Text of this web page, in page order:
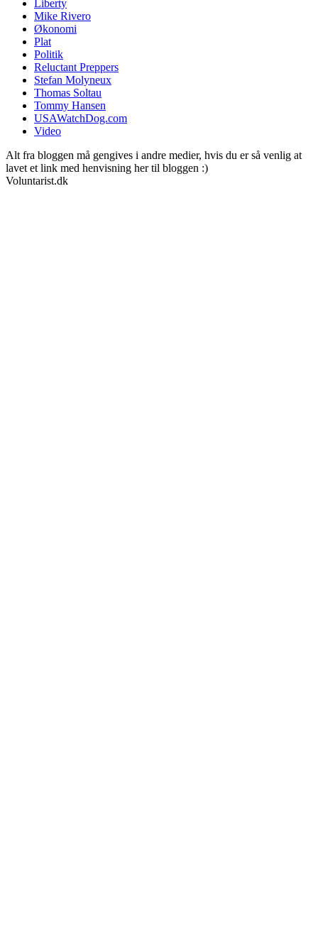
Liberty
Mike Rivero
Økonomi
Plat
Politik
Reluctant Preppers
Stefan Molyneux
Thomas Soltau
Tommy Hansen
USAWatchDog.com
Video
Alt fra bloggen må gengives i andre medier, hvis du er så venlig at
lavet et link med henvisning her til bloggen :)
Voluntarist.dk